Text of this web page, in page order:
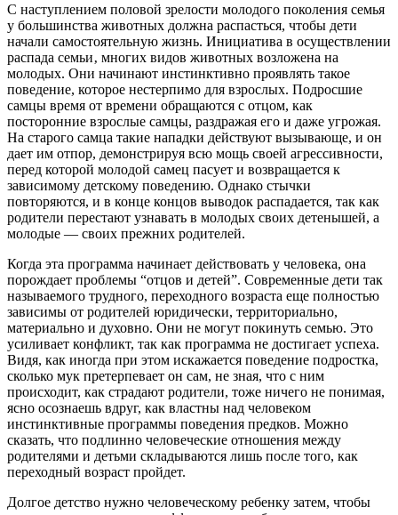
С наступлением половой зрелости молодого поколения семья
у большинства животных должна распасться, чтобы дети
начали самостоятельную жизнь. Инициатива в осуществлении
распада семьи‚ многих видов животных возложена на
молодых. Они начинают инстинктивно проявлять такое
поведение, которое нестерпимо для взрослых. Подросшие
самцы время от времени обращаются с отцом, как
посторонние взрослые самцы, раздражая его и даже угрожая.
На старого самца такие нападки действуют вызывающе, и он
дает им отпор, демонстрируя всю мощь своей агрессивности,
перед которой молодой самец пасует и возвращается к
зависимому детскому поведению. Однако стычки
повторяются, и в конце концов выводок распадается, так как
родители перестают узнавать в молодых своих детенышей, а
молодые — своих прежних родителей.
Когда эта программа начинает действовать у человека, она
порождает проблемы “отцов и детей”. Современные дети так
называемого трудного, переходного возраста еще полностью
зависимы от родителей юридически, территориально,
материально и духовно. Они не могут покинуть семью. Это
усиливает конфликт, так как программа не достигает успеха.
Видя, как иногда при этом искажается поведение подростка,
сколько мук претерпевает он сам, не зная, что с ним
происходит, как страдают родители, тоже ничего не понимая,
ясно осознаешь вдруг, как властны над человеком
инстинктивные программы поведения предков. Можно
сказать, что подлинно человеческие отношения между
родителями и детьми складываются лишь после того, как
переходный возраст пройдет.
Долгое детство нужно человеческому ребенку затем, чтобы